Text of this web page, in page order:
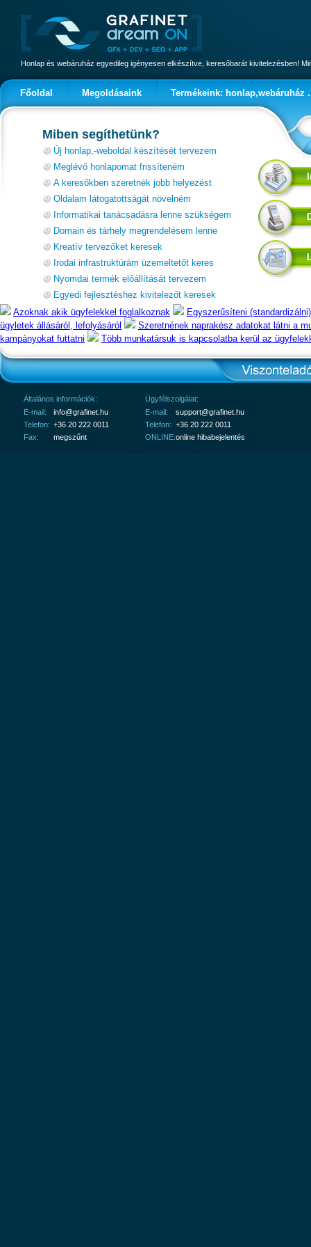
Honlap és webáruház egyedileg igényesen elkészítve, keresőbarát kivitelezésben!
Főoldal Megoldásaink Termékeink: honlap,webáruház
Miben segíthetünk?
Új honlap,-weboldal készítését tervezem
Meglévő honlapomat frissíteném
A keresőkben szeretnék jobb helyezést
Oldalam látogatottságát növelném
Informatikai tanácsadásra lenne szükségem
Domain és tárhely megrendelésem lenne
Kreatív tervezőket keresek
Irodai infrastruktúrám üzemeltetőt keres
Nyomdai termék előállítását tervezem
Egyedi fejlesztéshez kivitelezőt keresek
Azoknak akik ügyfelekkel foglalkoznak
Egyszerűsíteni
ügyletek állásáról, lefolyásáról
Szeretnének naprakész adatokat látni a
kampányokat futtatni
Több munkatársuk is kapcsolatba kerül az
Általános információk:
E-mail:
info@grafinet.hu
Telefon: +36 20 222 0011
Fax:
megszűnt
Ügyfélszolgálat:
E-mail:
support@grafinet.hu
Telefon: +36 20 222 0011
ONLINE:online hibabejelentés